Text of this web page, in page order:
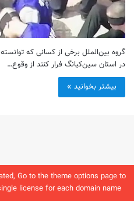
Go to the theme options page to
license for each domain name.
گروه بین‌الملل برخی از کسانی که
در استان سین‌کیانگ فرار کنند از وقوع…
بیشتر بخوانید »